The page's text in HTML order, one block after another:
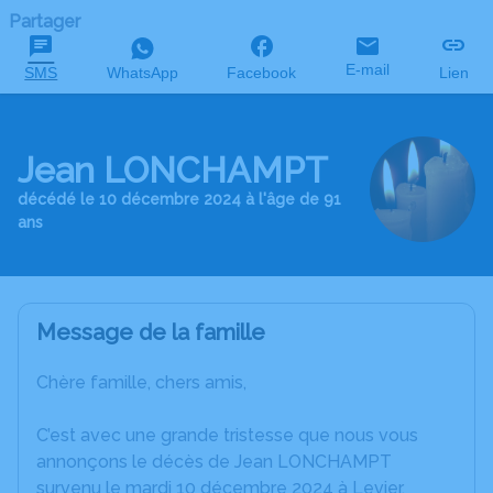
Partager
SMS WhatsApp Facebook E-mail Lien
Jean LONCHAMPT
décédé le 10 décembre 2024 à l'âge de 91
ans
Message de la famille
Chère famille, chers amis,
C’est avec une grande tristesse que nous vous
annonçons le décès de Jean LONCHAMPT
survenu le mardi 10 décembre 2024 à Levier.